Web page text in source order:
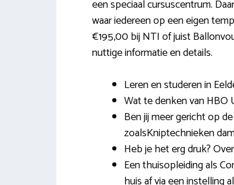
een speciaal cursuscentrum.
waar iedereen op een eigen
€195,00 bij NTI of juist
nuttige informatie en details.
Leren en studeren in
Wat te denken van HBO
Ben jij meer gericht op
zoalsKniptechnieken
Heb je het erg druk?
Een thuisopleiding als
huis af via een instelling